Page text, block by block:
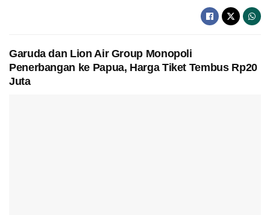
Garuda dan Lion Air Group Monopoli
Penerbangan ke Papua, Harga Tiket Tembus Rp20
Juta